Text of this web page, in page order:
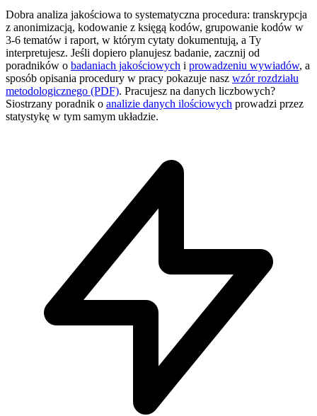
Dobra analiza jakościowa to systematyczna procedura: transkrypcja
z anonimizacją, kodowanie z księgą kodów, grupowanie kodów w
3-6 tematów i raport, w którym cytaty dokumentują, a Ty
interpretujesz. Jeśli dopiero planujesz badanie, zacznij od
poradników o badaniach jakościowych i prowadzeniu wywiadów, a
sposób opisania procedury w pracy pokazuje nasz wzór rozdziału
metodologicznego (PDF). Pracujesz na danych liczbowych?
Siostrzany poradnik o analizie danych ilościowych prowadzi przez
statystykę w tym samym układzie.